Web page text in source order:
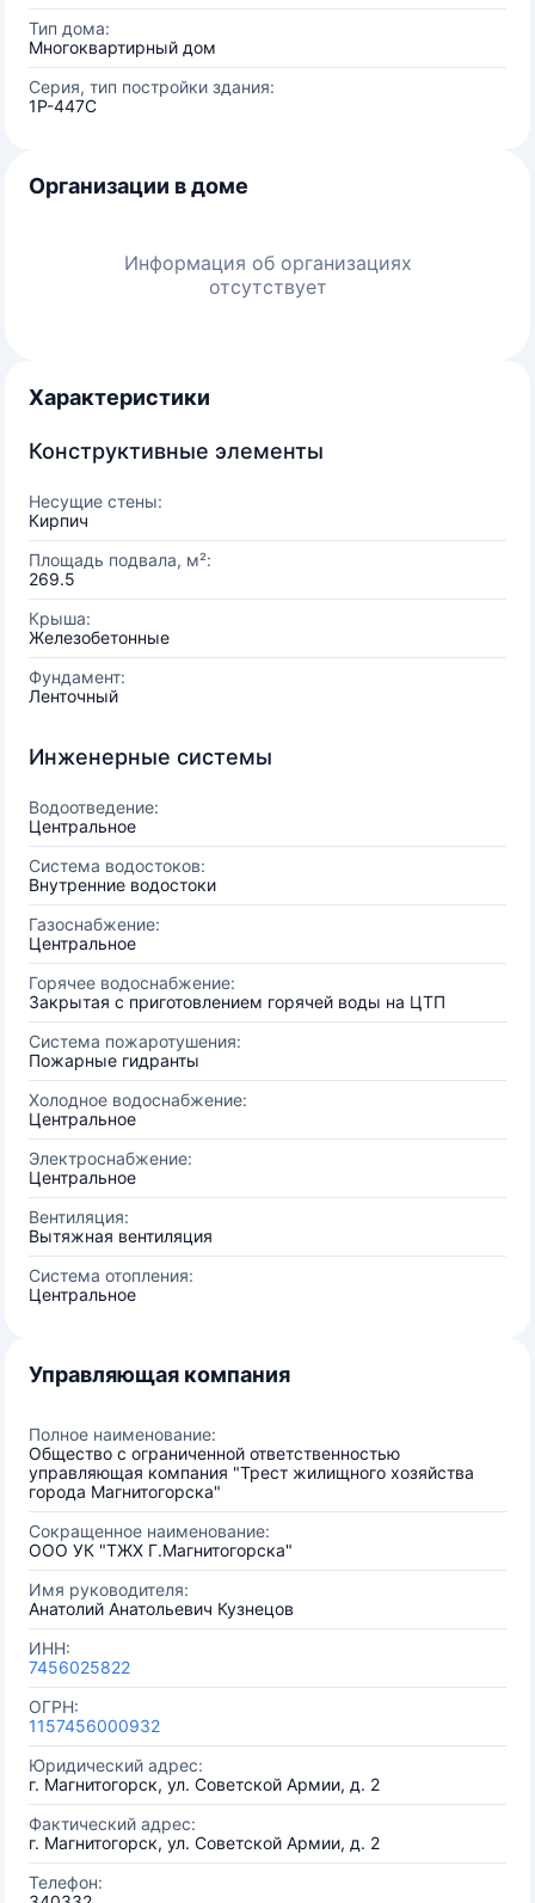
Тип дома:
Многоквартирный дом
Серия, тип постройки здания:
1Р-447С
Организации в доме
Информация об организациях
отсутствует
Характеристики
Конструктивные элементы
Несущие стены:
Кирпич
Площадь подвала, м²:
269.5
Крыша:
Железобетонные
Фундамент:
Ленточный
Инженерные системы
Водоотведение:
Центральное
Система водостоков:
Внутренние водостоки
Газоснабжение:
Центральное
Горячее водоснабжение:
Закрытая с приготовлением горячей воды на ЦТП
Система пожаротушения:
Пожарные гидранты
Холодное водоснабжение:
Центральное
Электроснабжение:
Центральное
Вентиляция:
Вытяжная вентиляция
Система отопления:
Центральное
Управляющая компания
Полное наименование:
Общество с ограниченной ответственностью
управляющая компания "Трест жилищного хозяйства
города Магнитогорска"
Сокращенное наименование:
OOO УК "ТЖХ Г.Магнитогорска"
Имя руководителя:
Анатолий Анатольевич Кузнецов
ИНН:
7456025822
ОГРН:
1157456000932
Юридический адрес:
г. Магнитогорск, ул. Советской Армии, д. 2
Фактический адрес:
г. Магнитогорск, ул. Советской Армии, д. 2
Телефон: